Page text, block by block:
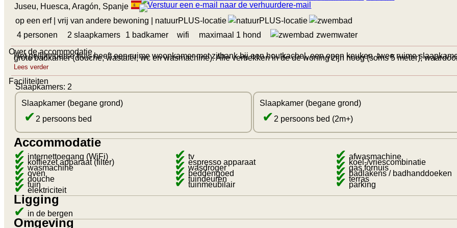
Juseu, Huesca, Aragón, Spanje
e-mail
op een erf
| vrij van andere bewoning
natuurPLUS-locatie
4 personen
2 slaapkamers 1 badkamer wifi maximaal 1 hond
zwemwater
Over de accommodatie
Het gelijkvloerse huis heeft een ruime woonkamer met zitbank bij een houtkachel, een open keuken, twee ruime
grote badkamer (douche, wastafel, wc en wasmachine). Alle vertrekken in de de woning zijn hoog (soms 5 meter),
Lees verder
Faciliteiten
Slaapkamers: 2
Slaapkamer (begane grond)
✔ 2 persoons bed
Slaapkamer (begane grond)
✔ 2 persoons bed (2m+)
Accommodatie
✔ internettoegang (WiFi) ✔ tv ✔ afwasmachine
✔ koffiezet apparaat (filter) ✔ espresso apparaat ✔ koel-/vriescombinatie
✔ wasmachine ✔ wasdroger ✔ gas fornuis
✔ oven ✔ beddengoed ✔ badlakens / badhanddoeken
✔ douche ✔ tuindeuren ✔ terras
✔ tuin ✔ tuinmeubilair ✔ parking
✔ elektriciteit
Ligging
✔ in de bergen
Omgeving